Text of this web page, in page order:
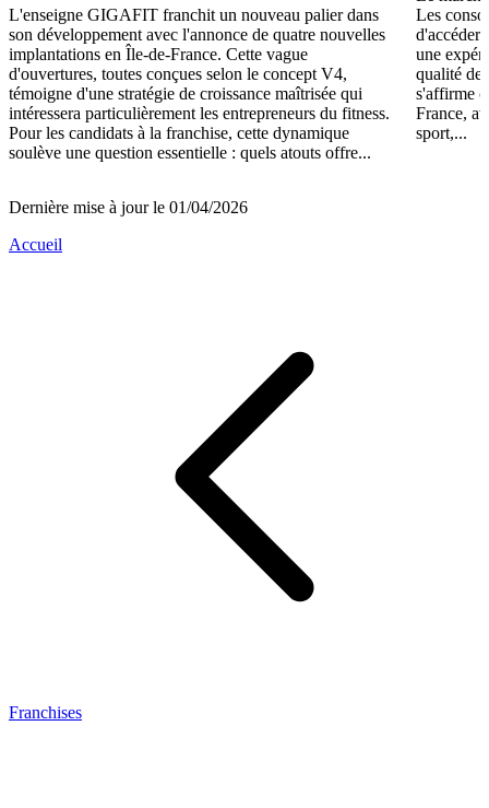
L'enseigne GIGAFIT franchit un nouveau palier dans
son développement avec l'annonce de quatre nouvelles
implantations en Île-de-France. Cette vague
d'ouvertures, toutes conçues selon le concept V4,
témoigne d'une stratégie de croissance maîtrisée qui
intéressera particulièrement les entrepreneurs du fitness.
Pour les candidats à la franchise, cette dynamique
soulève une question essentielle : quels atouts offre...
Les
d'accéder
une
qualité
s'affirme
France,
sport,...
Dernière mise à jour le 01/04/2026
Accueil
Franchises